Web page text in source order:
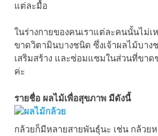
แต่ละมื้อ
ในร่างกายของคนเราแต่ละคนนั้นไม่
ขาดวิตามินบางชนิด ซึ่งเจ้าผลไม้บาง
เสริมสร้าง และซ่อมแซมในส่วนที่ขาด
ค่ะ
รายชื่อ ผลไม้เพื่อสุขภาพ มีดังนี้
กล้วยก็มีหลายสายพันธุ์นะ เช่น กล้วย